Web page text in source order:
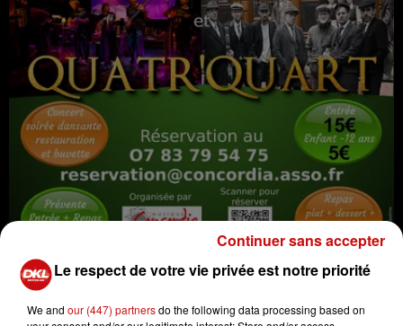
soirée celtique
Le respect de votre vie privée est notre priorité
We and our (447) partnersdo the following data processing based on
Continuer sans accepter